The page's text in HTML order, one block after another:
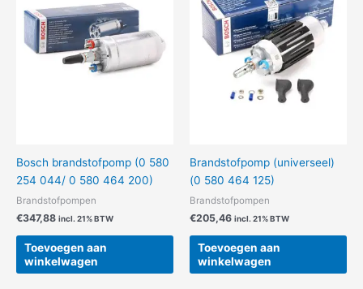
Bosch brandstofpomp (0 580
254 044/ 0 580 464 200)
Brandstofpompen
€347,88 incl. 21% BTW
Toevoegen aan
winkelwagen
Brandstofpomp (universeel)
(0 580 464 125)
Brandstofpompen
€205,46 incl. 21% BTW
Toevoegen aan
winkelwagen